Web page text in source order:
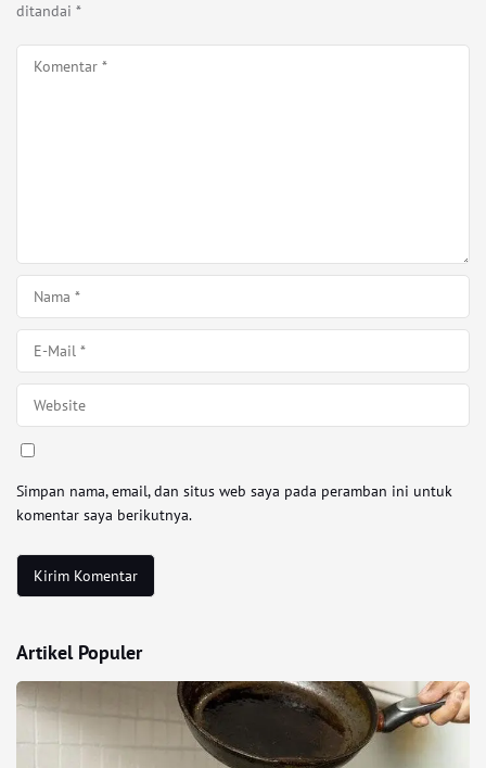
ditandai *
Simpan nama, email, dan situs web saya pada peramban ini untuk
komentar saya berikutnya.
Artikel Populer